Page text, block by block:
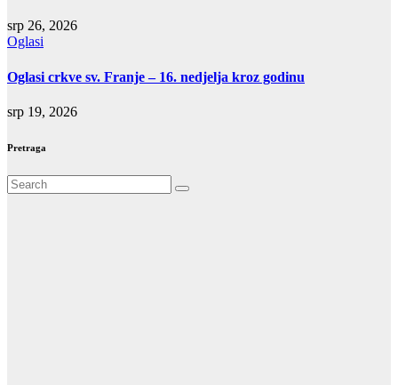
srp 26, 2026
Oglasi
Oglasi crkve sv. Franje – 16. nedjelja kroz godinu
srp 19, 2026
Pretraga